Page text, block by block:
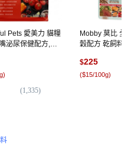
Pets 愛美力 貓糧
泌尿保健配方,
)
(1,335)
Mobby 莫比 全
穀配方 乾飼料,
$225
($15/100g)